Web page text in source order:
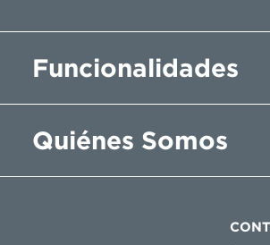
Funcionalidades
Quiénes Somos